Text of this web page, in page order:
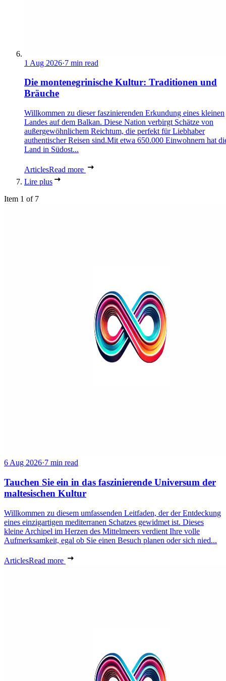
1 Aug 2026·7 min read
Die montenegrinische Kultur: Traditionen und
Bräuche
Willkommen zu dieser faszinierenden Erkundung eines kleinen
Landes auf dem Balkan. Diese Nation verbirgt Schätze von
außergewöhnlichem Reichtum, die perfekt für Liebhaber
authentischer Reisen sind.Mit etwa 650.000 Einwohnern hat
Land in Südost...
ArticlesRead more
Lire plus
Item 1 of 7
6 Aug 2026·7 min read
Tauchen Sie ein in das faszinierende Universum der
maltesischen Kultur
Willkommen zu diesem umfassenden Leitfaden, der der Entdeckung
eines einzigartigen mediterranen Schatzes gewidmet ist. Dieses
kleine Archipel im Herzen des Mittelmeers verdient Ihre volle
Aufmerksamkeit, egal ob Sie einen Besuch planen oder sich nied...
ArticlesRead more